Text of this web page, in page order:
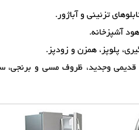
تزئینی و آباژور.
آشپزخانه.
پلوپز، همزن و زودپز.
وجدید، ظروف مسی و برنجی،